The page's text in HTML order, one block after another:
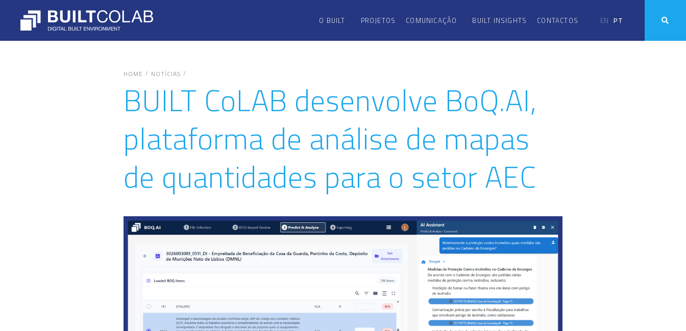
O BUILT PROJETOS COMUNICAÇÃO BUILT INSIGHTS CONTACTOS EN PT
HOME / NOTÍCIAS /
BUILT CoLAB desenvolve BoQ.AI,
plataforma de análise de mapas
de quantidades para o setor AEC